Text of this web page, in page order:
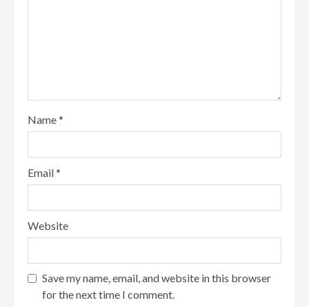
Name*
Email*
Website
Save my name, email, and website in this browser
for the next time I comment.